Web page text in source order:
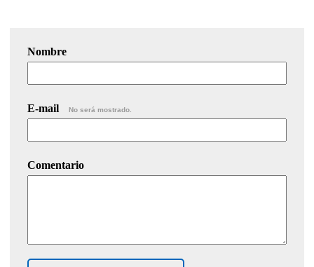
Nombre
E-mail No será mostrado.
Comentario